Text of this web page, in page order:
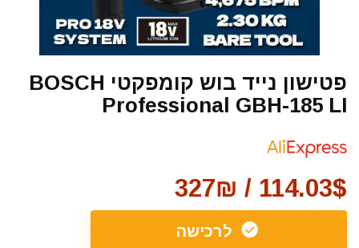
פטישון נייד בוש קומפקטי BOSCH
Professional GBH-185 LI
114.03$ / 327₪
לרכישה